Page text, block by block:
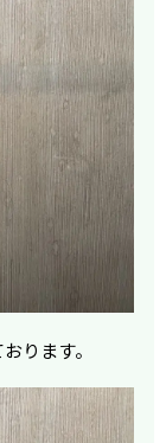
ります。